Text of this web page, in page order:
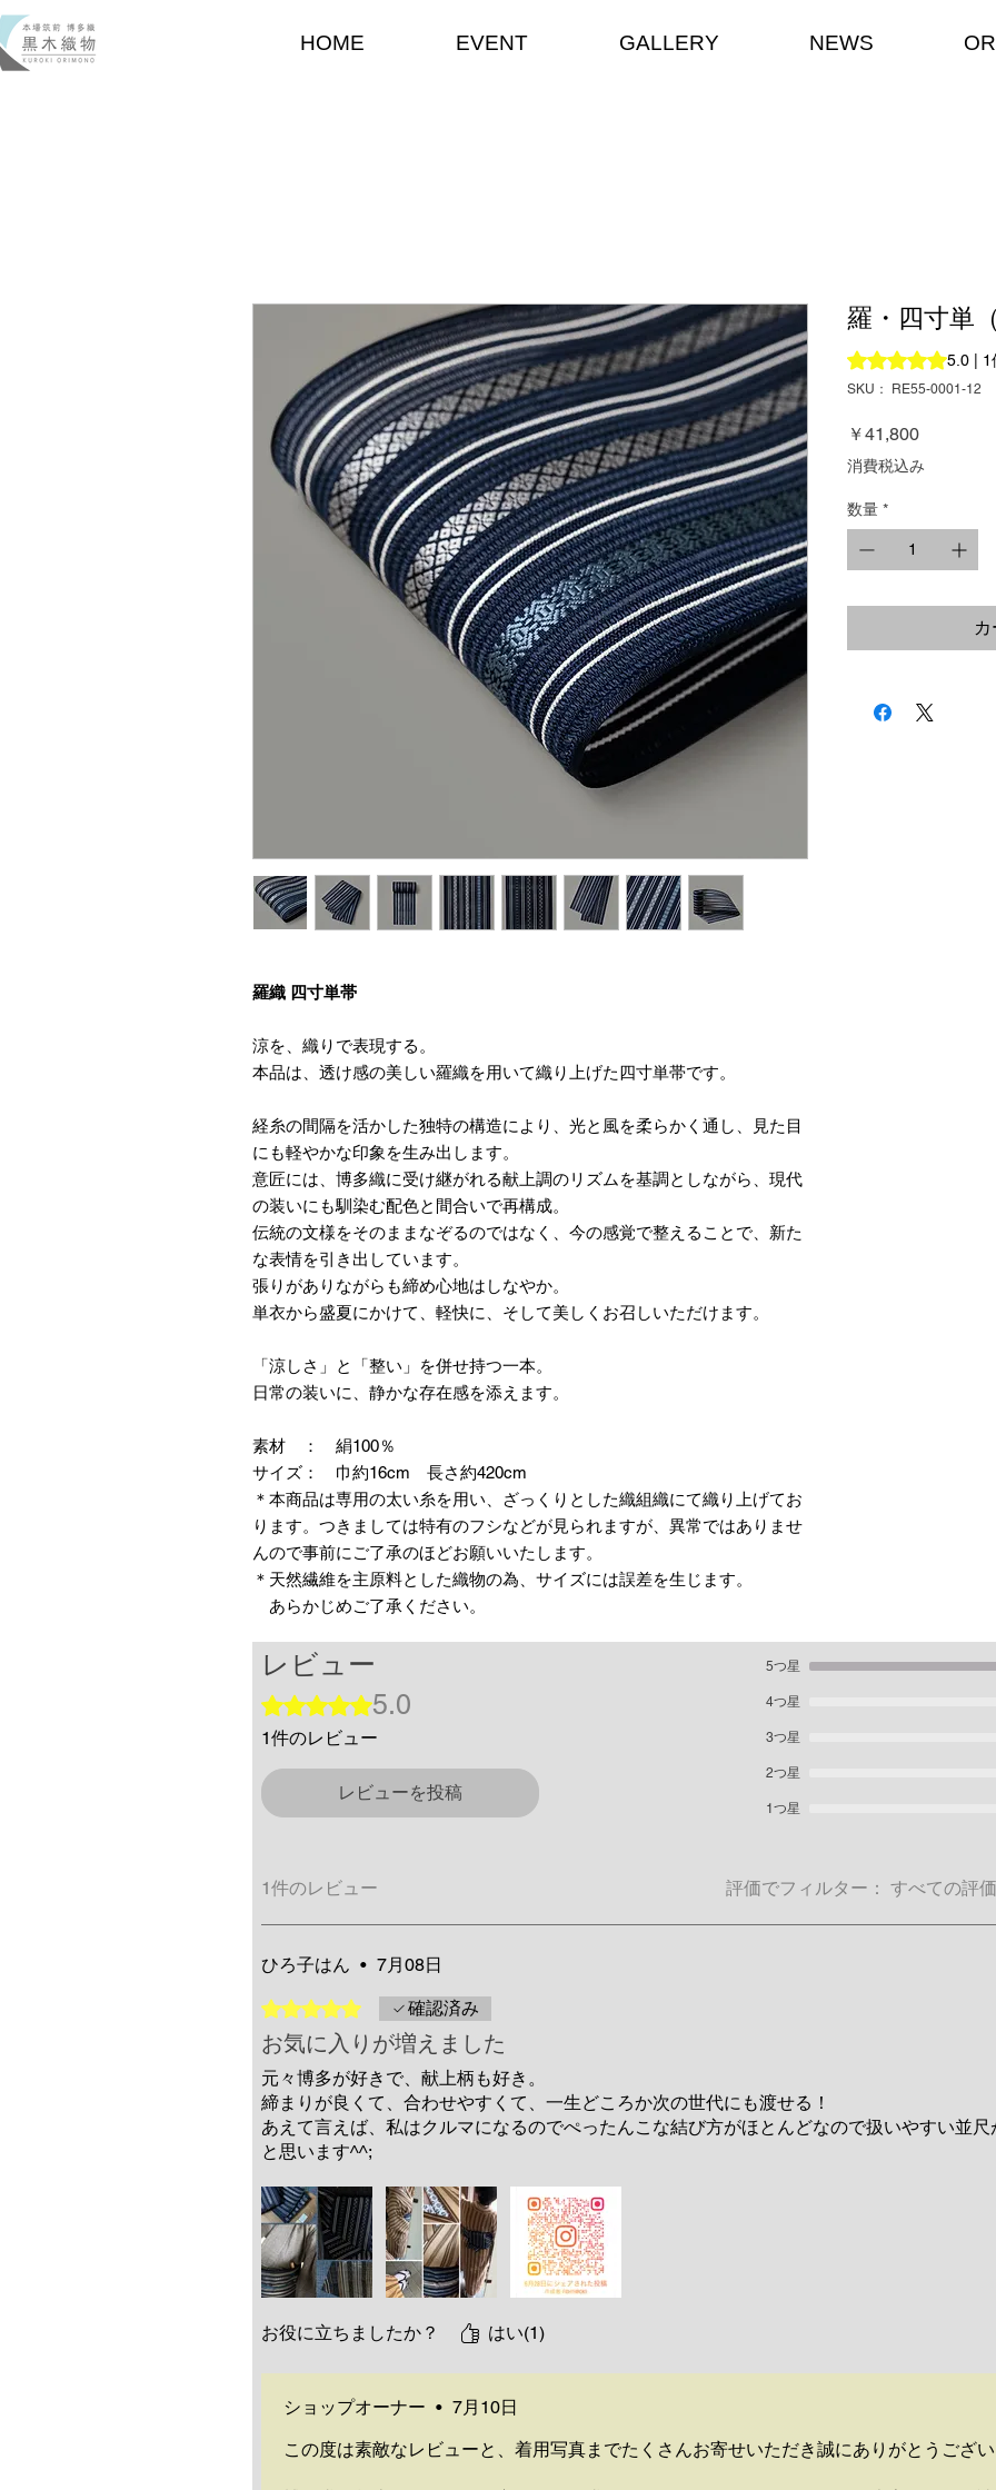
HOME EVENT GALLERY NEWS
羅織 四寸単帯
涼を、織りで表現する。
本品は、透け感の美しい羅織を用いて織り上げた四寸単帯です。
経糸の間隔を活かした独特の構造により、光と風を柔らかく通し、見た目
にも軽やかな印象を生み出します。
意匠には、博多織に受け継がれる献上調のリズムを基調としながら、現代
の装いにも馴染む配色と間合いで再構成。
伝統の文様をそのままなぞるのではなく、今の感覚で整えることで、新た
な表情を引き出しています。
張りがありながらも締め心地はしなやか。
単衣から盛夏にかけて、軽快に、そして美しくお召しいただけます。
「涼しさ」と「整い」を併せ持つ一本。
日常の装いに、静かな存在感を添えます。
素材 ： 絹100％
サイズ： 巾約16cm 長さ約420cm
＊本商品は専用の太い糸を用い、ざっくりとした織組織にて織り上げてお
ります。つきましては特有のフシなどが見られますが、異常ではありませ
んので事前にご了承のほどお願いいたします。
＊天然繊維を主原料とした織物の為、サイズには誤差を生じます。
あらかじめご了承ください。
羅・四寸単
評価は1件のレビ
5.0 | 1
SKU： RE55-0001-12
￥41,800価
消費税込み
数量 *
レビュー
5つ星のうち5と評価されています。
5.0
1件のレビュー
レビューを投稿
5つ星
4つ星
3つ星
2つ星
1つ星
1件のレビュー 評価でフィルター： すべての評価
ひろ子はん • 7月08日
5つ星のうち5と評価されています。
確認済み
お気に入りが増えました
元々博多が好きで、献上柄も好き。
締まりが良くて、合わせやすくて、一生どころか次の世代にも渡せる！
あえて言えば、私はクルマになるのでぺったんこな結び方がほとんどなので扱いやすい並尺
と思います^^;
お役に立ちましたか？ はい(1)
ショップオーナー • 7月10日
この度は素敵なレビューと、着用写真までたくさんお寄せいただき誠にありがとうござい